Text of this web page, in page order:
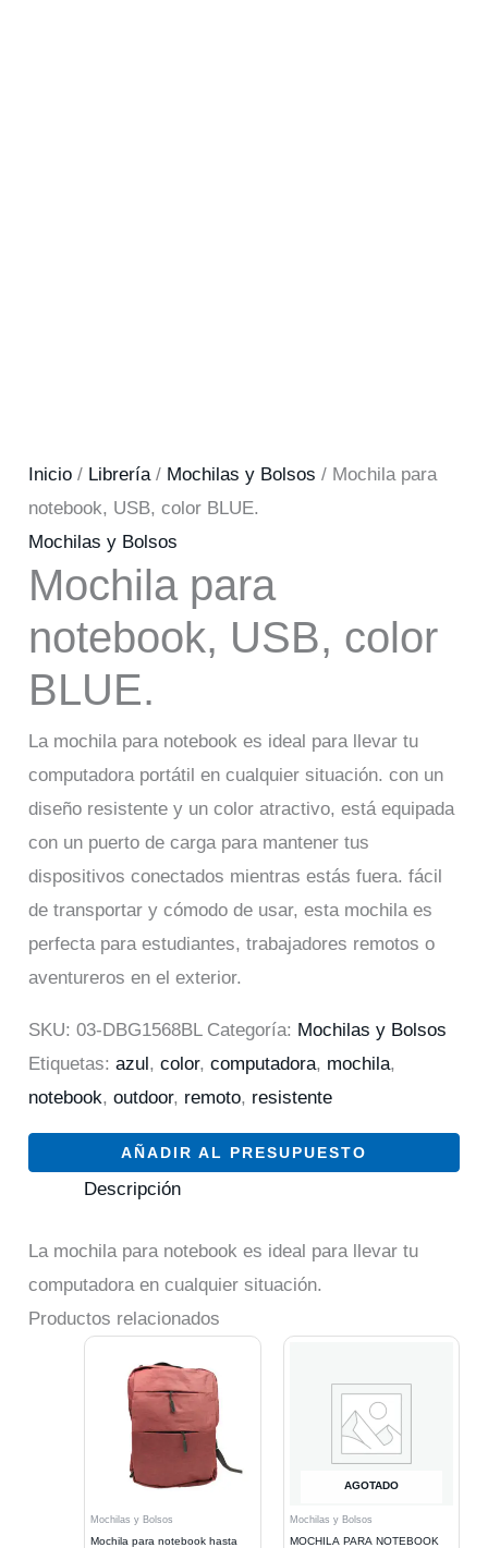
Inicio / Librería/ Mochilas y Bolsos / Mochila para
notebook, USB, color BLUE.
Mochilas y Bolsos
Mochila para
notebook, USB, color
BLUE.
La mochila para notebook es ideal para llevar tu
computadora portátil en cualquier situación. con un
diseño resistente y un color atractivo, está equipada
con un puerto de carga para mantener tus
dispositivos conectados mientras estás fuera. fácil
de transportar y cómodo de usar, esta mochila es
perfecta para estudiantes, trabajadores remotos o
aventureros en el exterior.
SKU:03-DBG1568BL Categoría: Mochilas y Bolsos
Etiquetas:azul ,color,computadora, mochila,
notebook,outdoor, remoto, resistente
AÑADIR AL PRESUPUESTO
Descripción
La mochila para notebook es ideal para llevar tu
computadora en cualquier situación.
Productos relacionados
Mochilas y Bolsos
Mochila para notebook hasta
AGOTADO
Mochilas y Bolsos
MOCHILA PARA NOTEBOOK